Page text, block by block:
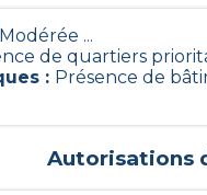
...
de quartiers
: Présence de
Autorisations